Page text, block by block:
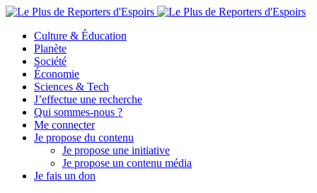
Culture & Éducation
Planète
Société
Économie
Sciences & Tech
J’effectue une recherche
Qui sommes-nous ?
Me connecter
Je propose du contenu
Je propose une initiative
Je propose un contenu média
Je fais un don